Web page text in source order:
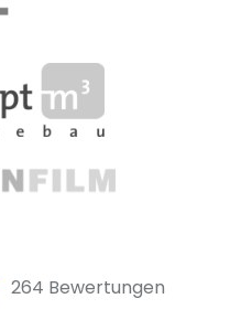
264 Bewertungen